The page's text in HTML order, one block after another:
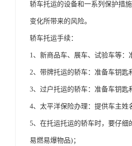
轿车托运的设备和一系列保护措
变化所带来的风险。
轿车托运手续：
1、新商品车、展车、试验车等：
2、带牌托运的轿车：准备车钥匙
3、过户托运的轿车：准备车钥匙
4、太平洋保险办理：提供车主姓
5、在托运托运的轿车时，要仔
易燃易爆物品)；